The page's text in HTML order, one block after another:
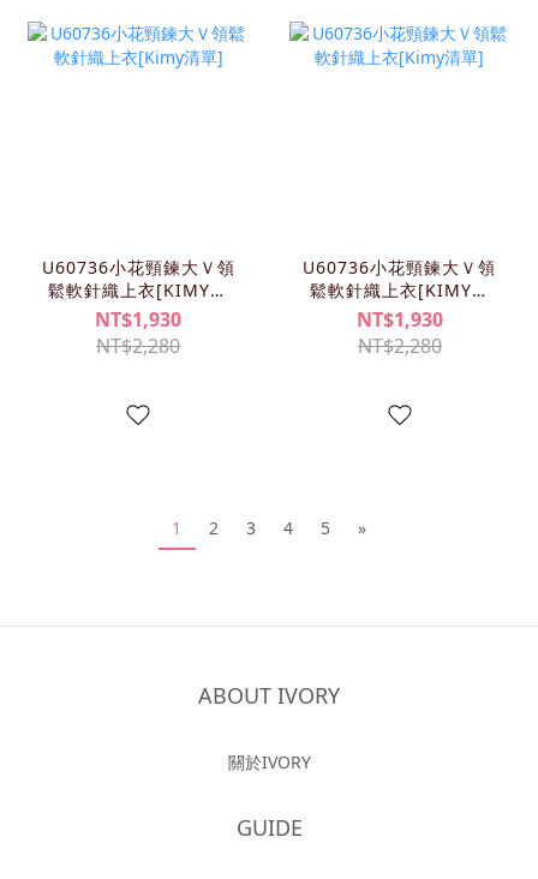
U60736小花頸鍊大Ｖ領
鬆軟針織上衣[KIMY清
單]
NT$1,930
NT$2,280
U60736小花頸鍊大Ｖ領
鬆軟針織上衣[KIMY清
單]
NT$1,930
NT$2,280
1 2 3 4 5 »
ABOUT IVORY
關於IVORY
GUIDE